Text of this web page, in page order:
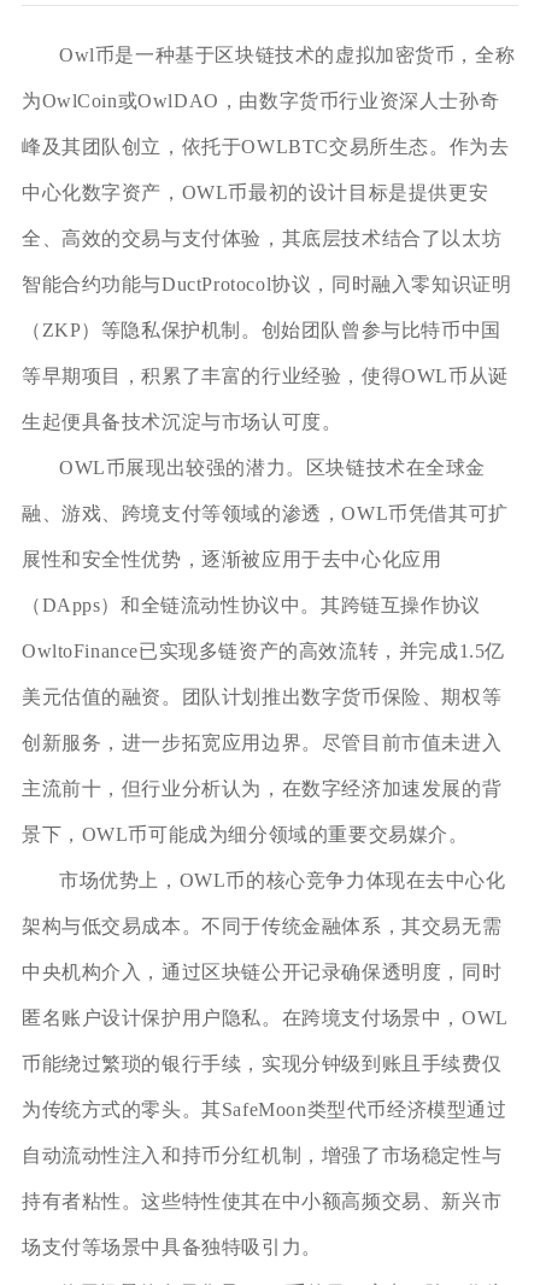
Owl币是一种基于区块链技术的虚拟加密货币，全称
为OwlCoin或OwlDAO，由数字货币行业资深人士孙奇
峰及其团队创立，依托于OWLBTC交易所生态。作为去
中心化数字资产，OWL币最初的设计目标是提供更安
全、高效的交易与支付体验，其底层技术结合了以太坊
智能合约功能与DuctProtocol协议，同时融入零知识证明
（ZKP）等隐私保护机制。创始团队曾参与比特币中国
等早期项目，积累了丰富的行业经验，使得OWL币从诞
生起便具备技术沉淀与市场认可度。
OWL币展现出较强的潜力。区块链技术在全球金
融、游戏、跨境支付等领域的渗透，OWL币凭借其可扩
展性和安全性优势，逐渐被应用于去中心化应用
（DApps）和全链流动性协议中。其跨链互操作协议
OwltoFinance已实现多链资产的高效流转，并完成1.5亿
美元估值的融资。团队计划推出数字货币保险、期权等
创新服务，进一步拓宽应用边界。尽管目前市值未进入
主流前十，但行业分析认为，在数字经济加速发展的背
景下，OWL币可能成为细分领域的重要交易媒介。
市场优势上，OWL币的核心竞争力体现在去中心化
架构与低交易成本。不同于传统金融体系，其交易无需
中央机构介入，通过区块链公开记录确保透明度，同时
匿名账户设计保护用户隐私。在跨境支付场景中，OWL
币能绕过繁琐的银行手续，实现分钟级到账且手续费仅
为传统方式的零头。其SafeMoon类型代币经济模型通过
自动流动性注入和持币分红机制，增强了市场稳定性与
持有者粘性。这些特性使其在中小额高频交易、新兴市
场支付等场景中具备独特吸引力。